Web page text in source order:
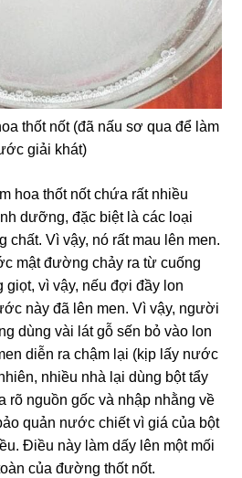
thốt nốt (đã nấu sơ qua để làm
giải khát)
hoa thốt nốt chứa rất nhiều
dưỡng, đặc biệt là các loại
chất. Vì vậy, nó rất mau lên men.
mật đường chảy ra từ cuống
giọt, vì vậy, nếu đợi đầy lon
này đã lên men. Vì vậy, người
dùng vài lát gỗ sến bỏ vào lon
diễn ra chậm lại (kịp lấy nước
nhiều nhà lại dùng bột tẩy
rõ nguồn gốc và nhập nhằng về
quản nước chiết vì giá của bột
Điều này làm dấy lên một mối
của đường thốt nốt.